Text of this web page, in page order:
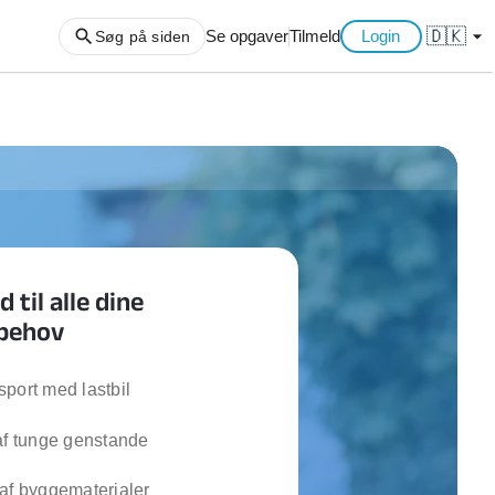
af køkken
Søg på siden Se opgaverTilmeld Login 🇩🇰 arrow_drop_down
til alle dine
med lastbil
tunge genstande
byggematerialer